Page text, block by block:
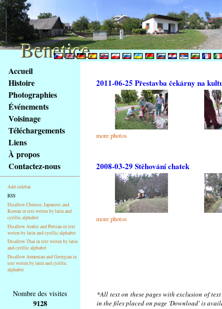
obsah
stránky
Klávesové
zkratky
tomto
webu
základní
Hlavní
strana
Accueil
Histoire
Photographies
Événements
Voisinage
Téléchargements
Liens
À propos
Contactez-nous
Add sidebar
RSS
Disallow Chinese, Japanese, and
Korean in text writen by latin and
cyrillic alphabet
Disallow Arabic and Persian in text
writen by latin and cyrillic alphabet
Disallow Thai in text writen by latin
and cyrillic alphabet
Disallow Armenian and Georgian in
text writen by latin and cyrillic
alphabet
2011-06-25 Přestavba čekárny na
more photos
2008-03-29 Stěhování chatek
more photos
Nombre des visites
9128
*All text on these pages with exclusion of
in the files placed on page 'Download' is
Benetice
Benetice